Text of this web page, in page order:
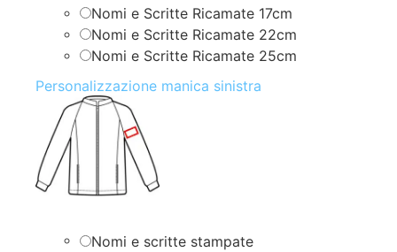
Nomi e Scritte Ricamate 17cm
Nomi e Scritte Ricamate 22cm
Nomi e Scritte Ricamate 25cm
Personalizzazione manica sinistra
Nomi e scritte stampate